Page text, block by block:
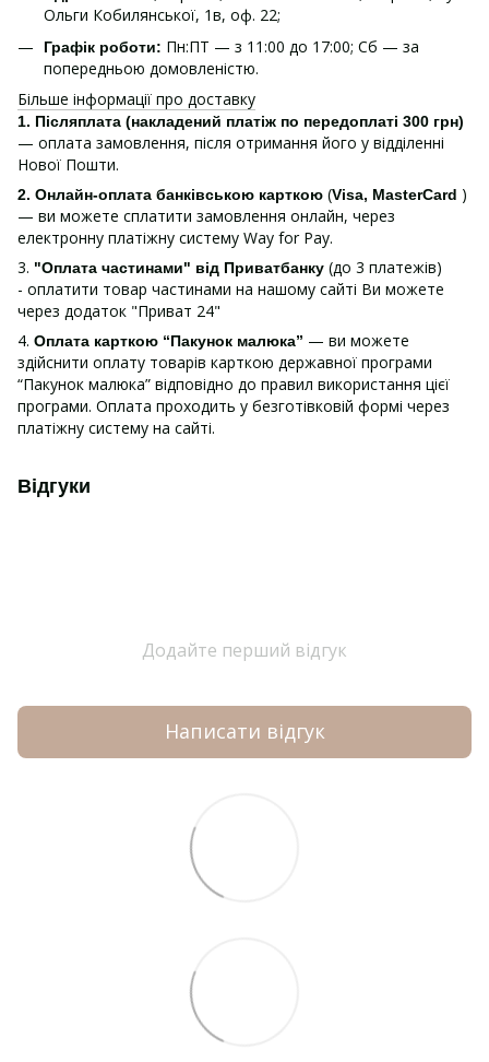
Ольги Кобилянської, 1в, оф. 22;
Графік роботи: Пн:ПТ — з 11:00 до 17:00; Сб — за
попередньою домовленістю.
Більше інформації про доставку
1. Післяплата (накладений платіж по передоплаті 300 грн)
— оплата замовлення, після отримання його у відділенні
Нової Пошти.
2. Онлайн-оплата банківською карткою (Visa, MasterCard )
— ви можете сплатити замовлення онлайн, через
електронну платіжну систему Way for Pay.
3. "Оплата частинами" від Приватбанку (до 3 платежів)
- оплатити товар частинами на нашому сайті Ви можете
через додаток "Приват 24"
4. Оплата карткою “Пакунок малюка” — ви можете
здійснити оплату товарів карткою державної програми
“Пакунок малюка” відповідно до правил використання цієї
програми. Оплата проходить у безготівковій формі через
платіжну систему на сайті.
Відгуки
Додайте перший відгук
Написати відгук